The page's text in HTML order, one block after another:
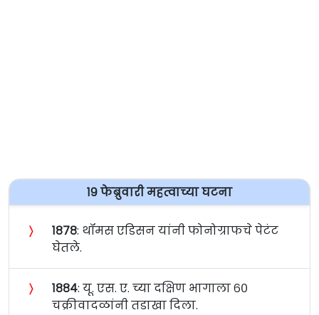
१९ फेब्रुवारी महत्वाच्या घटना
〉 १८७८: थॉमस एडिसन यांनी फोनोग्राफचे पेटंट
घेतले.
〉 १८८४: यू. एस. ए. च्या दक्षिण भागाला ६०
चक्रीवादळांनी तडाखा दिला.